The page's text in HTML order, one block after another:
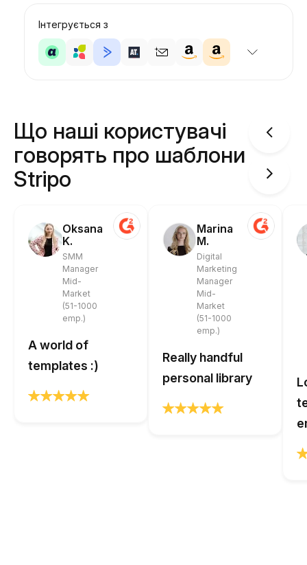
Інтегрується з
Що наші користувачі
говорять про шаблони
Stripo
Oksana
K.
SMM
Manager
Mid-
Market
(51-1000
emp.)
A world of
templates :)
Marina
M.
Digital
Marketing
Manager
Mid-
Market
(51-1000
emp.)
Really handful
personal library